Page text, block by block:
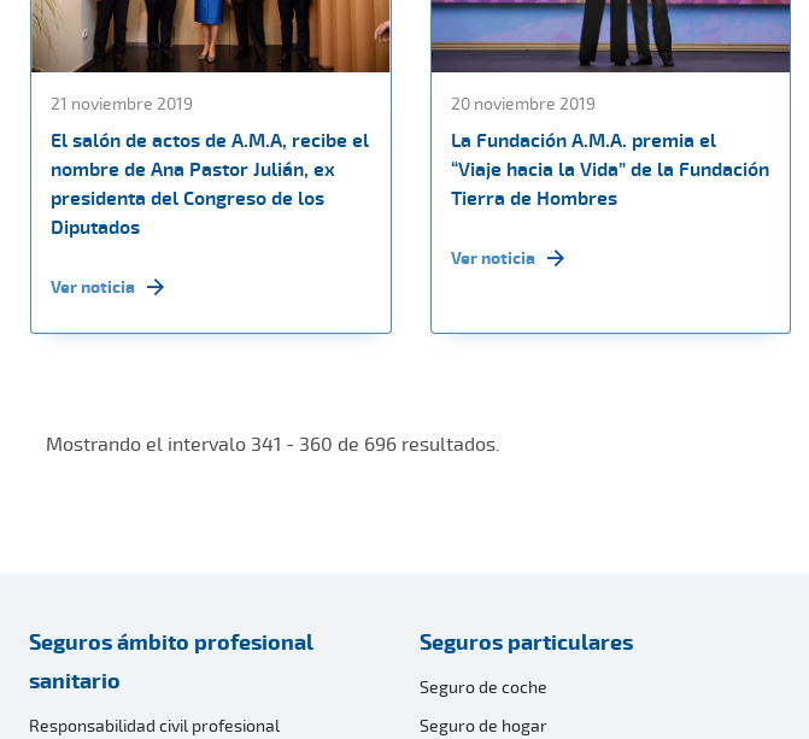
21 noviembre 2019
El salón de actos de A.M.A, recibe el
nombre de Ana Pastor Julián, ex
presidenta del Congreso de los
Diputados
Ver noticia
20 noviembre 2019
La Fundación A.M.A. premia el
“Viaje hacia la Vida” de la Fundación
Tierra de Hombres
Ver noticia
Mostrando el intervalo 341 - 360 de 696 resultados.
Seguros ámbito profesional
sanitario
Responsabilidad civil profesional
Seguros particulares
Seguro de coche
Seguro de hogar